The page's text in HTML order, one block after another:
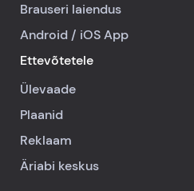
Brauseri laiendus
Android / iOSApp
Ettevõtetele
Ülevaade
Plaanid
Reklaam
Äriabi keskus